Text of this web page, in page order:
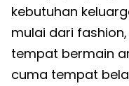
kebutuhan
mulai dari
tempat bermain
cuma tempat